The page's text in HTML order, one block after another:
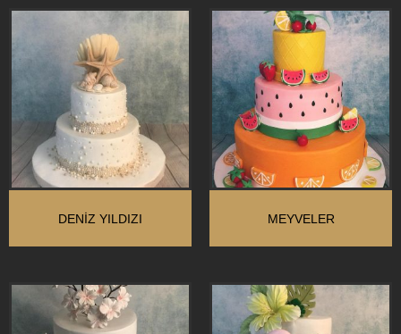
DENIZ YILDIZI MEYVELER